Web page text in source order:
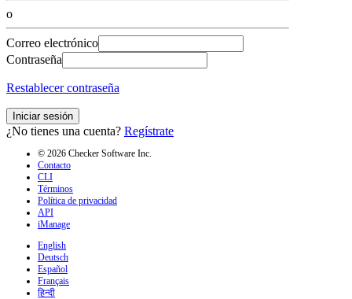
o
Correo electrónico
Contraseña
Restablecer contraseña
Iniciar sesión
¿No tienes una cuenta? Regístrate
© 2026 Checker Software Inc.
Contacto
CLI
Términos
Política de privacidad
API
iManage
English
Deutsch
Español
Français
हिन्दी